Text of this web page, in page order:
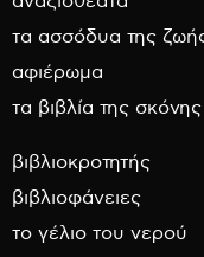
τα ασσόδυα της
αφιέρωμα
τα βιβλία της σκόνης
βιβλιοκροτητής
βιβλιοφάνειες
το γέλιο του νερού